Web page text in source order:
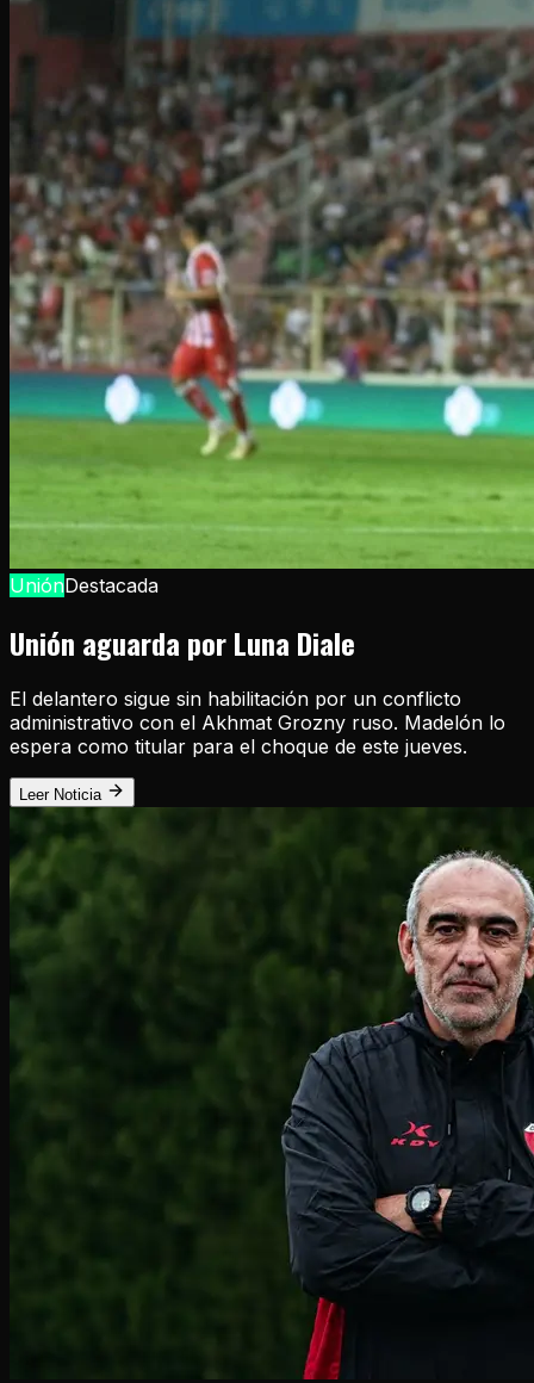
UniónDestacada
Unión aguarda por Luna Diale
El delantero sigue sin habilitación por un conflicto
administrativo con el Akhmat Grozny ruso. Madelón lo
espera como titular para el choque de este jueves.
Leer Noticia